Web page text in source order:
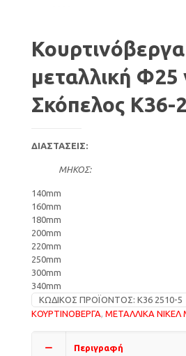
Κουρτινόβεργα
μεταλλική Φ25
Σκόπελος Κ36-
ΔΙΑΣΤΑΣΕΙΣ:
ΜΗΚΟΣ:
140mm
160mm
180mm
200mm
220mm
250mm
300mm
340mm
ΚΩΔΙΚΌΣ ΠΡΟΪΌΝΤΟΣ: Κ36 2510-5
ΚΟΥΡΤΙΝΟΒΕΡΓΑ, ΜΕΤΑΛΛΙΚΑ ΝΙΚΕΛ
Περιγραφή